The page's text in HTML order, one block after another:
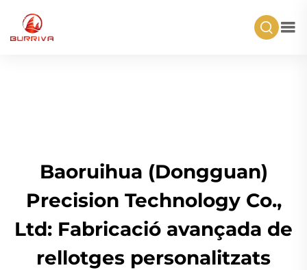
Baoruihua (Dongguan)
Precision Technology Co.,
Ltd: Fabricació avançada de
rellotges personalitzats